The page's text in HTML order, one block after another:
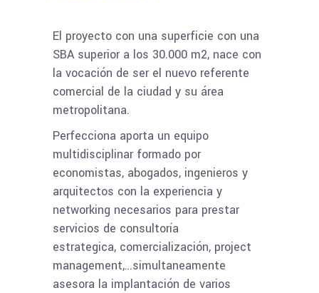
El proyecto con una superficie con una
SBA superior a los 30.000 m2, nace con
la vocación de ser el nuevo referente
comercial de la ciudad y su área
metropolitana.
Perfecciona aporta un equipo
multidisciplinar formado por
economistas, abogados, ingenieros y
arquitectos con la experiencia y
networking necesarios para prestar
servicios de consultoría
estrategica, comercialización, project
management,…simultaneamente
asesora la implantación de varios